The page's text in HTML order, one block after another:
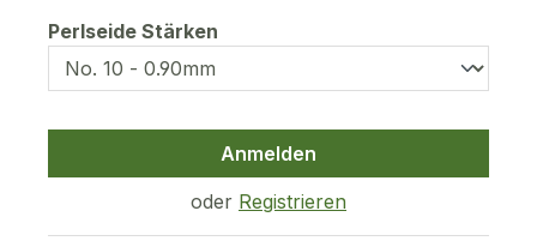
Perlseide Stärken
Anmelden
oder Registrieren